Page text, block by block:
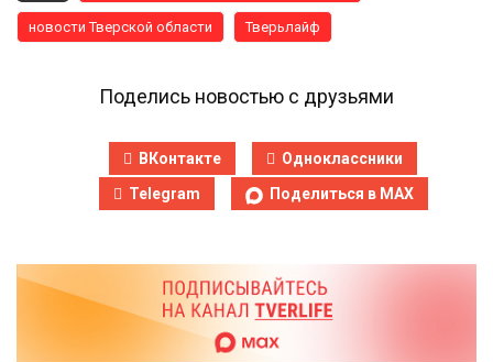
новости Тверской области Тверьлайф
Поделись новостью с друзьями
ВКонтакте
Одноклассники
Telegram
Поделиться в MAX